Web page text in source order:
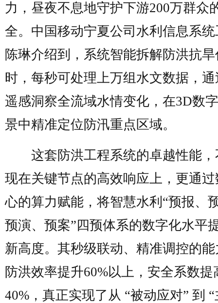
力，昼夜不息地守护下游200万群众
全。中国移动宁夏公司水利信息系
陈琳介绍到，系统智能拆解防洪抗
时，每秒可处理上万组水文数据，
遥感洞察全流域水情变化，在3D数
景中精准定位防汛重点区域。
这套防洪工程系统的卓越性能，
现在关键节点的高效响应上，更通
心的算力赋能，将智慧水利“预报、
预演、预案”四预体系的数字化水平
新高度。其秒级联动、精准调控的
防洪效率提升60%以上，安全系数提
40%，真正实现了从 “被动应对” 到